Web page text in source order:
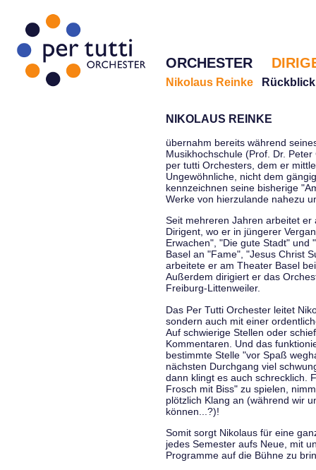
ORCHESTER
Nikolaus Reinke Rückblick
NIKOLAUS REINKE
übernahm bereits während
Musikhochschule (Prof. Dr.
per tutti Orchesters, dem er
Ungewöhnliche, nicht dem
kennzeichnen seine bisherige
Werke von hierzulande nahezu
Seit mehreren Jahren arbeitet
Dirigent, wo er in jüngerer
Erwachen", "Die gute Stadt" und
Basel an "Fame", "Jesus Christ
arbeitete er am Theater Basel
Außerdem dirigiert er das
Freiburg-Littenweiler.
Das Per Tutti Orchester leitet
sondern auch mit einer
Auf schwierige Stellen oder
Kommentaren. Und das
bestimmte Stelle "vor Spaß
nächsten Durchgang viel
dann klingt es auch schrecklich.
Frosch mit Biss" zu spielen,
plötzlich Klang an (während wir
können...?)!
Somit sorgt Nikolaus für eine
jedes Semester aufs Neue, mit
Programme auf die Bühne zu